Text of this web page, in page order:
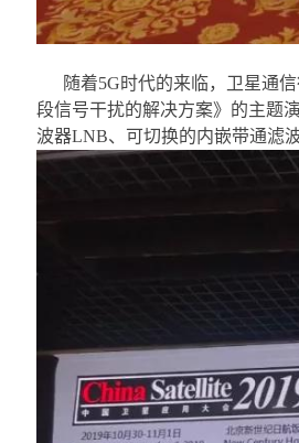
随着5G时代的来临，卫星通
段信号干扰的解决方案》的主题
波器LNB、可切换的内嵌带通滤